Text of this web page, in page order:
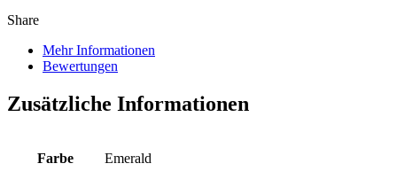
Share
Mehr Informationen
Bewertungen
Zusätzliche Informationen
Farbe Emerald